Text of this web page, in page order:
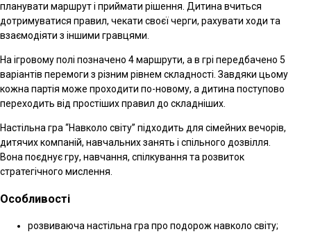
планувати маршрут і приймати рішення. Дитина вчиться
дотримуватися правил, чекати своєї черги, рахувати ходи та
взаємодіяти з іншими гравцями.
На ігровому полі позначено 4 маршрути, а в грі передбачено 5
варіантів перемоги з різним рівнем складності. Завдяки цьому
кожна партія може проходити по-новому, а дитина поступово
переходить від простіших правил до складніших.
Настільна гра “Навколо світу” підходить для сімейних вечорів,
дитячих компаній, навчальних занять і спільного дозвілля.
Вона поєднує гру, навчання, спілкування та розвиток
стратегічного мислення.
Особливості
розвиваюча настільна гра про подорож навколо світу;